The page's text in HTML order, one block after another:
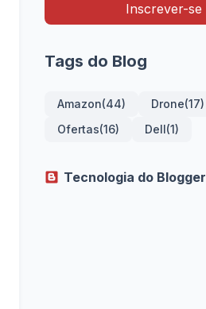
Tags do Blog
Amazon(44) Drone(17)
Ofertas(16) Dell(1)
Tecnologia do Blogger